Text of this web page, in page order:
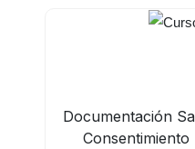
Documentación